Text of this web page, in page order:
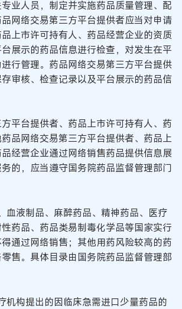
业人员，制定并实施药品质量管理、配
网络交易第三方平台提供者应当对申请
上市许可持有人、药品经营企业的资质
展示的药品信息进行检查，对发生在平
行管理。药品网络交易第三方平台提供
审核、检查记录以及平台展示的药品信
平台提供者、药品上市许可持有人、药
品网络交易第三方平台提供者、药品上
经营企业通过网络销售药品提供信息展
的，应当遵守国务院药品监督管理部门
血液制品、麻醉药品、精神药品、医疗
药品、药品类易制毒化学品等国家实行
通过网络销售；其他用药风险较高的药
售。具体目录由国务院药品监督管理部
机构提出的因临床急需进口少量药品的